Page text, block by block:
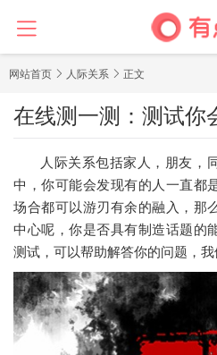
网站首页 人际关系 正文
在线测一测：测试你
人际关系包括家人，朋友，
中，你可能会发现有的人一直都
场合都可以游刃有余的融入，那
中心呢，你是否具有制造话题的
测试，可以帮助解答你的问题，我